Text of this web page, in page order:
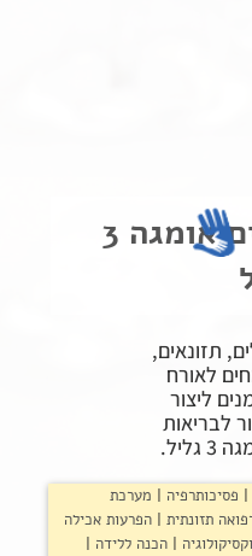
מרכז המטפלים אומגה 3
תזונאים,
לאורח
ליצור
לבריאות
פסיכותרפיה
מערכת
תזונתית
הפרעות אכילה
הכנה ללידה